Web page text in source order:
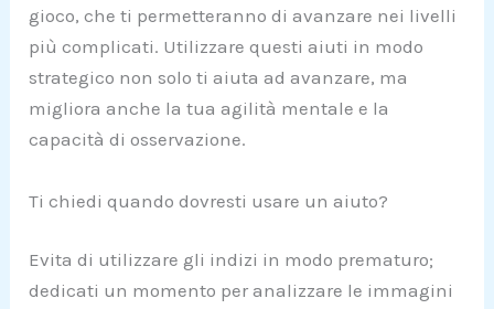
gioco, che ti permetteranno di avanzare nei livelli
più complicati. Utilizzare questi aiuti in modo
strategico non solo ti aiuta ad avanzare, ma
migliora anche la tua agilità mentale e la
capacità di osservazione.
Ti chiedi quando dovresti usare un aiuto?
Evita di utilizzare gli indizi in modo prematuro;
dedicati un momento per analizzare le immagini